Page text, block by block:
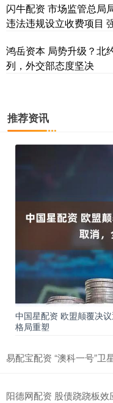
闪牛配资 市场监管总局
违法违规设立收费项目
鸿岳资本 局势升级？北
列，外交部态度坚决
推荐资讯
中国星配资 欧盟颠覆决
格局重塑
易配宝配资 “澳科一号”卫
阳德网配资 股债跷跷板效